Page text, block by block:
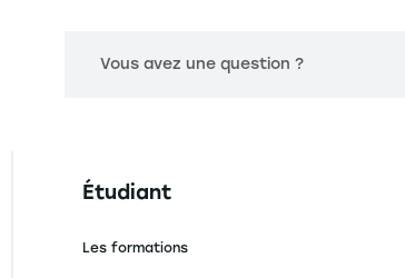
Vous avez une question ?
Navigation principale footer
Étudiant
Les formations